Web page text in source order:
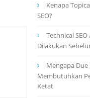
Kenapa
SEO?
Technical
Dilakukan
Mengapa
Membutuhkan
Ketat